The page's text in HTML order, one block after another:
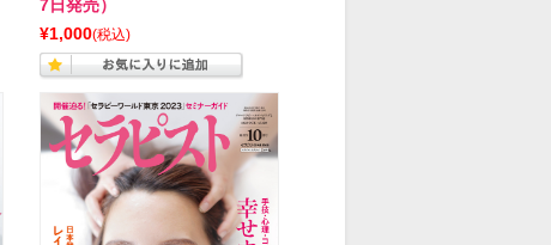
7日発売）
¥1,000(税込)